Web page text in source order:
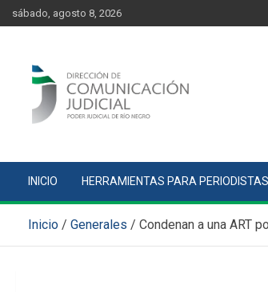
content
Skip
to
sábado, agosto 8, 2026
INICIO HERRAMIENTAS PARA PERIODISTAS
Inicio Generales Condenan a una ART